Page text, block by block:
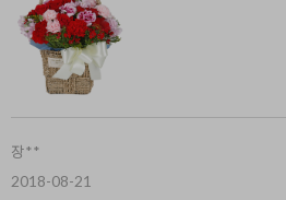
장**
2018-08-21